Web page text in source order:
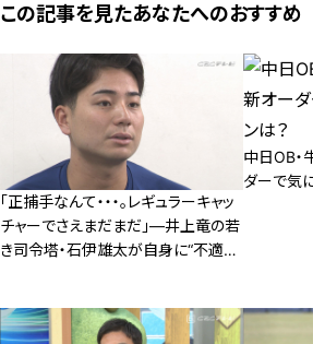
この記事を見たあなたへのおすすめ
「正捕手なんて・・・。レギュラーキャッ
チャーでさえまだまだ」―井上竜の若
き司令塔・石伊雄太が自身に“不適
中日OB・
ダーで気